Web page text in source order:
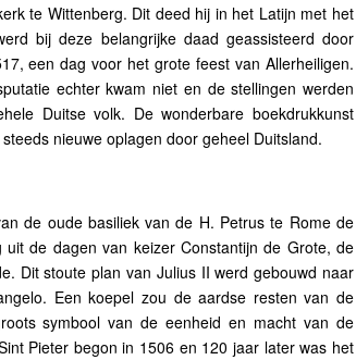
te Wittenberg. Dit deed hij in het Latijn met het
bij deze belangrijke daad geassisteerd door
een dag voor het grote feest van Allerheiligen.
echter kwam niet en de stellingen werden
Duitse volk. De wonderbare boekdrukkunst
nieuwe oplagen door geheel Duitsland.
de oude basiliek van de H. Petrus te Rome de
de dagen van keizer Constantijn de Grote, de
Dit stoute plan van Julius II werd gebouwd naar
Een koepel zou de aardse resten van de
symbool van de eenheid en macht van de
Pieter begon in 1506 en 120 jaar later was het